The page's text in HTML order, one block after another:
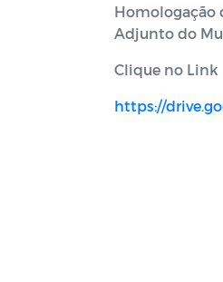
Homologação
Adjunto do
Clique no Link
https://